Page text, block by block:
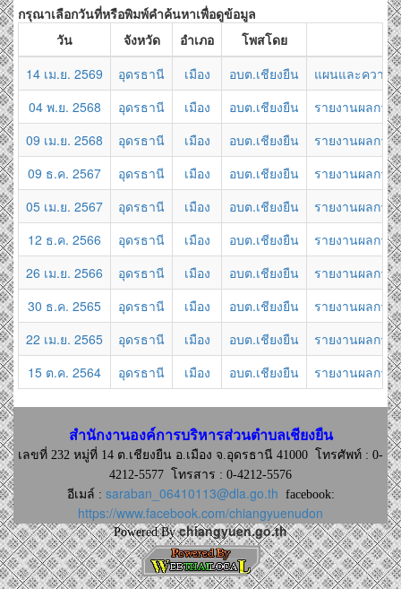
กรุณาเลือกวันที่หรือพิมพ์คำค้นหาเพื่อดูข้อมูล
วัน
จังหวัด อำเภอ
โพสโดย
14 เม.ย. 2569
อุดรธานี เมือง อบต.เชียงยืน
แผนและความ
04 พ.ย. 2568
อุดรธานี เมือง อบต.เชียงยืน
รายงานผลกา
09 เม.ย. 2568
อุดรธานี เมือง อบต.เชียงยืน
รายงานผลกา
09 ธ.ค. 2567
อุดรธานี เมือง อบต.เชียงยืน
รายงานผลกา
05 เม.ย. 2567
อุดรธานี เมือง อบต.เชียงยืน
รายงานผลกา
12 ธ.ค. 2566
อุดรธานี เมือง อบต.เชียงยืน
รายงานผลกา
26 เม.ย. 2566
อุดรธานี เมือง อบต.เชียงยืน
รายงานผลกา
30 ธ.ค. 2565
อุดรธานี เมือง อบต.เชียงยืน
รายงานผลกา
22 เม.ย. 2565
อุดรธานี เมือง อบต.เชียงยืน
รายงานผลกา
15 ต.ค. 2564
อุดรธานี เมือง อบต.เชียงยืน รายงานผลกา
สำนักงานองค์การบริหารส่วนตำบลเชียงยืน
เลขที่ 232 หมู่ที่ 14 ต.เชียงยืน อ.เมือง จ.อุดรธานี 41000
โทรศัพท์ : 0-
4212-5577 โทรสาร : 0-4212-5576
อีเมล์ : saraban_06410113@dla.go.th facebook:
https://www.facebook.com/chiangyuenudon
Powered Bychiangyuen.go.th